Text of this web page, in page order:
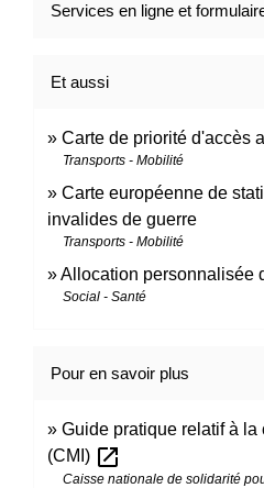
Services en ligne et
Et aussi
Carte de priorité d'accès
Transports - Mobilité
Carte européenne de
invalides de guerre
Transports - Mobilité
Allocation personnalisée
Social - Santé
Pour en savoir plus
Guide pratique relatif à
(CMI) open_in_new
Caisse nationale de solidarité